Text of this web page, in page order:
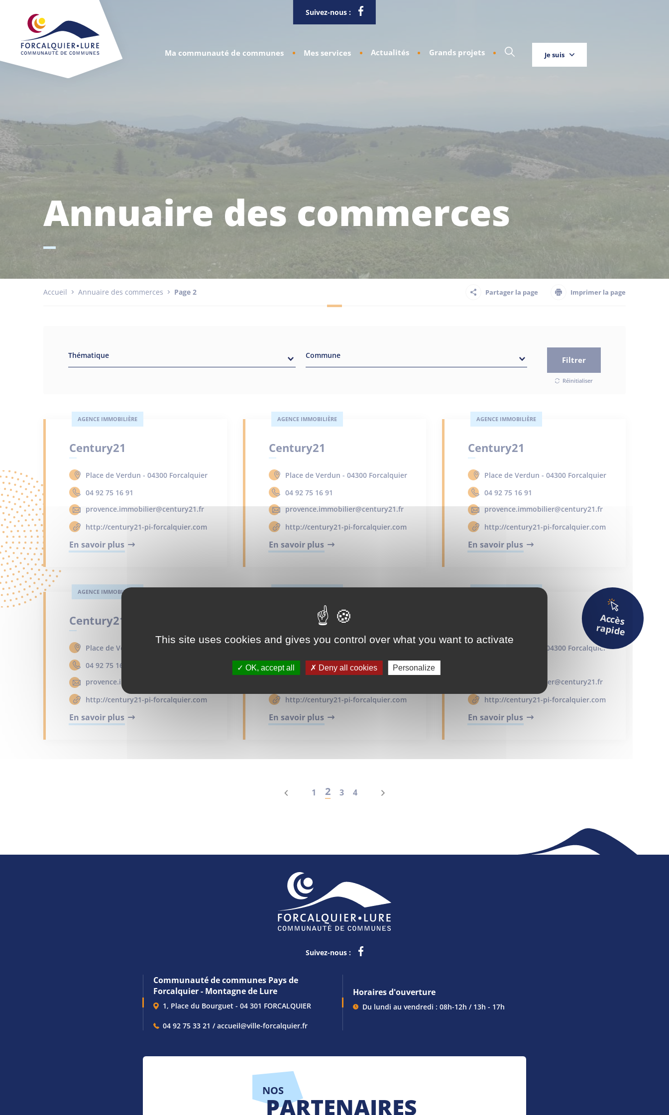
Suivez-nous :
Ma communauté de communes Mes services Actualités Grands projets Je suis
Annuaire des commerces
Accueil Annuaire des commerces Page 2 Partager la page Imprimer la page
Thématique Commune Filtrer
Réinitialiser
AGENCE IMMOBILIÈRE
Century21
Place de Verdun - 04300 Forcalquier
04 92 75 16 91
provence.immobilier@century21.fr
http://century21-pi-forcalquier.com
En savoir plus
AGENCE IMMOBILIÈRE
Century21
Place de Verdun - 04300 Forcalquier
04 92 75 16 91
provence.immobilier@century21.fr
http://century21-pi-forcalquier.com
En savoir plus
AGENCE IMMOBILIÈRE
Century21
Place de Verdun - 04300 Forcalquier
04 92 75 16 91
provence.immobilier@century21.fr
http://century21-pi-forcalquier.com
En savoir plus
AGENCE IMMOBILIÈRE
Century21
Place de Verdun - 04300 Forcalquier
04 92 75 16 91
provence.immobilier@century21.fr
http://century21-pi-forcalquier.com
En savoir plus
Century21
Place de Verdun - 04300 Forcalquier
04 92 75 16 91
http://century21-pi-forcalquier.com
En savoir plus
Place de Verdun - 04300 Forcalquier
provence.immobilier@century21.fr
http://century21-pi-forcalquier.com
En savoir plus
1 2 3 4
Suivez-nous :
Communauté de communes Pays de
Forcalquier - Montagne de Lure
1, Place du Bourguet - 04 301 FORCALQUIER
04 92 75 33 21 / accueil@ville-forcalquier.fr
Horaires d'ouverture
Du lundi au vendredi : 08h-12h / 13h - 17h
NOS
PARTENAIRES
A
ccès
rapide
Actualités
Maison France Services
This site uses cookies and gives you control over what you want to activate
OK, accept all Deny all cookies Personalize